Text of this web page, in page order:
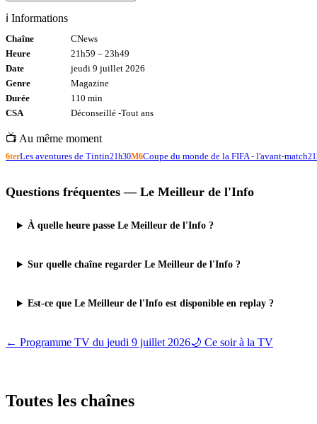
ℹ️ Informations
Chaîne
CNews
Heure
21h59 – 23h49
Date
jeudi 9 juillet 2026
Genre
Magazine
Durée
110 min
CSA
Déconseillé -Tout ans
📺 Au même moment
6terLes aventures de Tintin21h30M6Coupe du monde de la FIFA - l'avant-match
Questions fréquentes — Le Meilleur de l'Info
À quelle heure passe Le Meilleur de l'Info ?
Sur quelle chaîne regarder Le Meilleur de l'Info ?
Est-ce que Le Meilleur de l'Info est disponible en replay ?
← Programme TV du jeudi 9 juillet 2026🌙 Ce soir à la TV
Toutes les chaînes